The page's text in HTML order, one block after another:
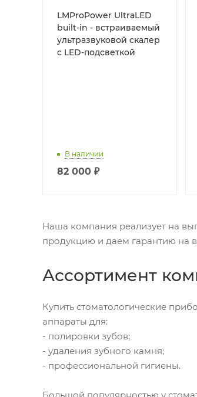
LMProPower UltraLED
built-in - встраиваемый
ультразвуковой скалер
с LED-подсветкой
В наличии
82 000 ₽
Наша компания реализует на
продукцию и даем гарантию на
Ассортимент
Купить стоматологические
аппараты для:
- полировки зубов;
- удаления зубного камня;
- профессиональной гигиены.